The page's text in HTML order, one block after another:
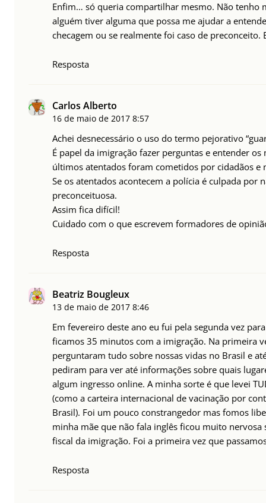
Enfim… só queria compartilhar mesmo. Não tenho
alguém tiver alguma que possa me ajudar a
checagem ou se realmente foi caso de preconceito.
Resposta
Carlos Alberto
16 de maio de 2017 8:57
Achei desnecessário o uso do termo pejorativo
É papel da imigração fazer perguntas e entender
últimos atentados foram cometidos por cidadãos e
Se os atentados acontecem a polícia é culpada por
preconceituosa.
Assim fica difícil!
Cuidado com o que escrevem formadores de
Resposta
Beatriz Bougleux
13 de maio de 2017 8:46
Em fevereiro deste ano eu fui pela segunda vez
ficamos 35 minutos com a imigração. Na primeira
perguntaram tudo sobre nossas vidas no Brasil e
pediram para ver até informações sobre quais
algum ingresso online. A minha sorte é que levei
(como a carteira internacional de vacinação por
Brasil). Foi um pouco constrangedor mas fomos
minha mãe que não fala inglês ficou muito
fiscal da imigração. Foi a primeira vez que
Resposta